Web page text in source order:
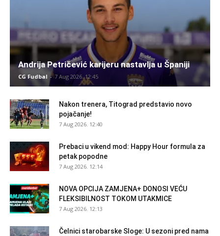
Andrija Petričević karijeru nastavlja u Španiji
CG Fudbal - 7 Aug 2026. 12:45
Nakon trenera, Titograd predstavio novo
pojačanje!
7 Aug 2026. 12:40
Prebaci u vikend mod: Happy Hour formula za
petak popodne
7 Aug 2026. 12:14
NOVA OPCIJA ZAMJENA+ DONOSI VEĆU
FLEKSIBILNOST TOKOM UTAKMICE
7 Aug 2026. 12:13
Čelnici starobarske Sloge: U sezoni pred nama